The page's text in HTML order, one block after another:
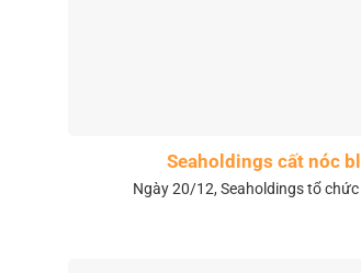
Seaholdings cất nóc
Ngày 20/12, Seaholdings tổ